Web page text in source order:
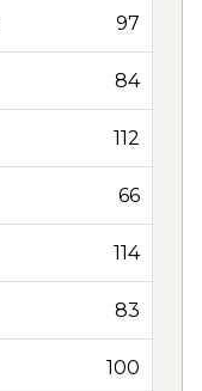
97
84
112
66
114
83
100